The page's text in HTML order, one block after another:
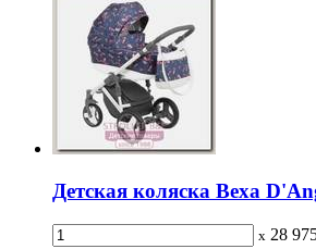
Детская коляска Bexa
x 28